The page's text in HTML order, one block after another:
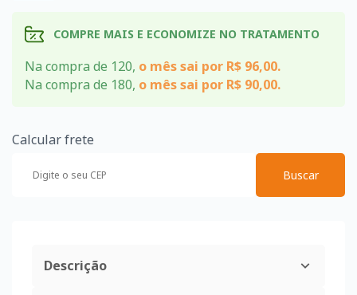
COMPRE MAIS E ECONOMIZE NO TRATAMENTO
Na compra de 120, o mês sai por R$ 96,00.
Na compra de 180, o mês sai por R$ 90,00.
Calcular frete
Buscar
Descrição